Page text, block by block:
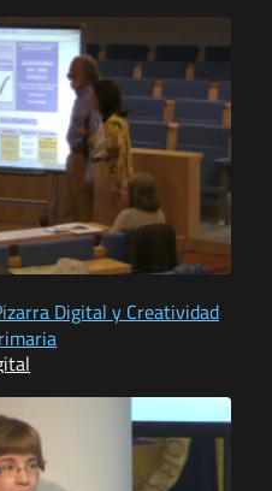
Digital y Creatividad